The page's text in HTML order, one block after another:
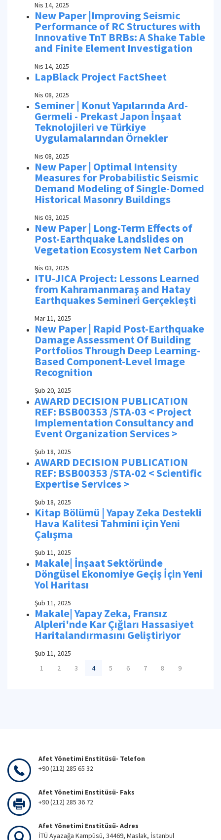
Nis 14, 2025
New Paper |Improving Seismic
Performance of RC Structures with
Innovative TnT BRBs: A Shake Table
and Finite Element Investigation
Nis 14, 2025
LapBlack Project FactSheet
Nis 08, 2025
Seminer | Konut Yapılarında Ard-
Germeli - Prekast Japon İnşaat
Teknolojileri ve Türkiye
Uygulamalarından Örnekler
Nis 08, 2025
New Paper | Optimal Intensity
Measures for Probabilistic Seismic
Demand Modeling of Single-Domed
Historical Masonry Buildings
Nis 03, 2025
New Paper | Long-Term Effects of
Post-Earthquake Landslides on
Vegetation Ecosystem Net Carbon
Nis 03, 2025
ITU-JICA Project: Lessons Learned
from Kahramanmaraş and Hatay
Earthquakes Semineri Gerçekleşti
Mar 11, 2025
New Paper | Rapid Post-Earthquake
Damage Assessment Of Building
Portfolios Through Deep Learning-
Based Component-Level Image
Recognition
Şub 20, 2025
AWARD DECISION PUBLICATION
REF: BSB00353 /STA-03 < Project
Implementation Consultancy and
Event Organization Services >
Şub 18, 2025
AWARD DECISION PUBLICATION
REF: BSB00353 /STA-02 < Scientific
Expertise Services >
Şub 18, 2025
Kitap Bölümü | Yapay Zeka Destekli
Hava Kalitesi Tahmini için Yeni
Çalışma
Şub 11, 2025
Makale| İnşaat Sektöründe
Döngüsel Ekonomiye Geçiş İçin Yeni
Yol Haritası
Şub 11, 2025
Makale| Yapay Zeka, Fransız
Alpleri'nde Kar Çığları Hassasiyet
Haritalandırmasını Geliştiriyor
Şub 11, 2025
1
2 3 4 5 6 7 8 9
Afet Yönetimi Enstitüsü- Telefon
+90 (212) 285 65 32
Afet Yönetimi Enstitüsü- Faks
+90 (212) 285 36 72
Afet Yönetimi Enstitüsü- Adres
İTÜ Ayazağa Kampüsü, 34469, Maslak, İstanbul